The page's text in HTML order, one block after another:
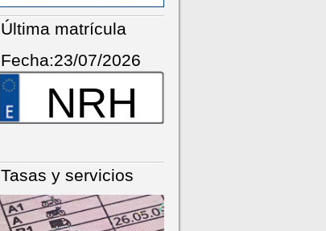
Última matrícula
Fecha:23/07/2026
NRH
Tasas y servicios